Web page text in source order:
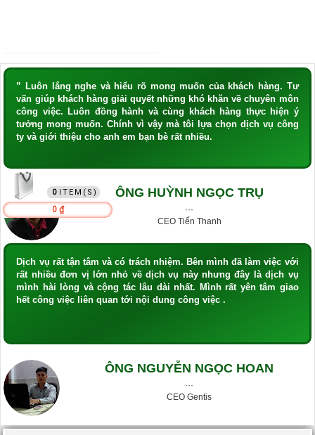
0
0 ₫
” Luôn lắng nghe và hiểu rõ mong muốn của khách hàng. Tư
vấn giúp khách hàng giải quyết những khó khăn về chuyên môn
công việc. Luôn đồng hành và cùng khách hàng thực hiện ý
tưởng mong muốn. Chính vì vậy mà tôi lựa chọn dịch vụ công
ty và giới thiệu cho anh em bạn bè rất nhiều.
ÔNG HUỲNH NGỌC TRỤ
···
CEO Tiến Thanh
Dịch vụ rất tận tâm và có trách nhiệm. Bên mình đã làm việc với
rất nhiều đơn vị lớn nhỏ về dịch vụ này nhưng đây là dịch vụ
mình hài lòng và cộng tác lâu dài nhất. Mình rất yên tâm giao
hết công việc liên quan tới nội dung công việc .
ÔNG NGUYỄN NGỌC HOAN
···
CEO Gentis